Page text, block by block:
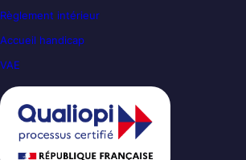
Règlement intérieur
Accueil handicap
VAE